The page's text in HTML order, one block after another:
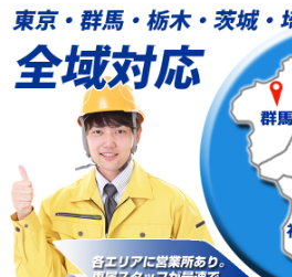
用/3ｍまで)
給水管工事※（塩ビ管（VP・HI）使
用（追加）/3ｍ超え)
給水管工事※（ライニング鋼管・銅
管・ポリ管・HT管使用/3ｍまで)
給水管工事※（ライニング鋼管・銅
管・ポリ管・HT管使用/3ｍ超え)
マス交換（土の掘削・埋め戻し作業）